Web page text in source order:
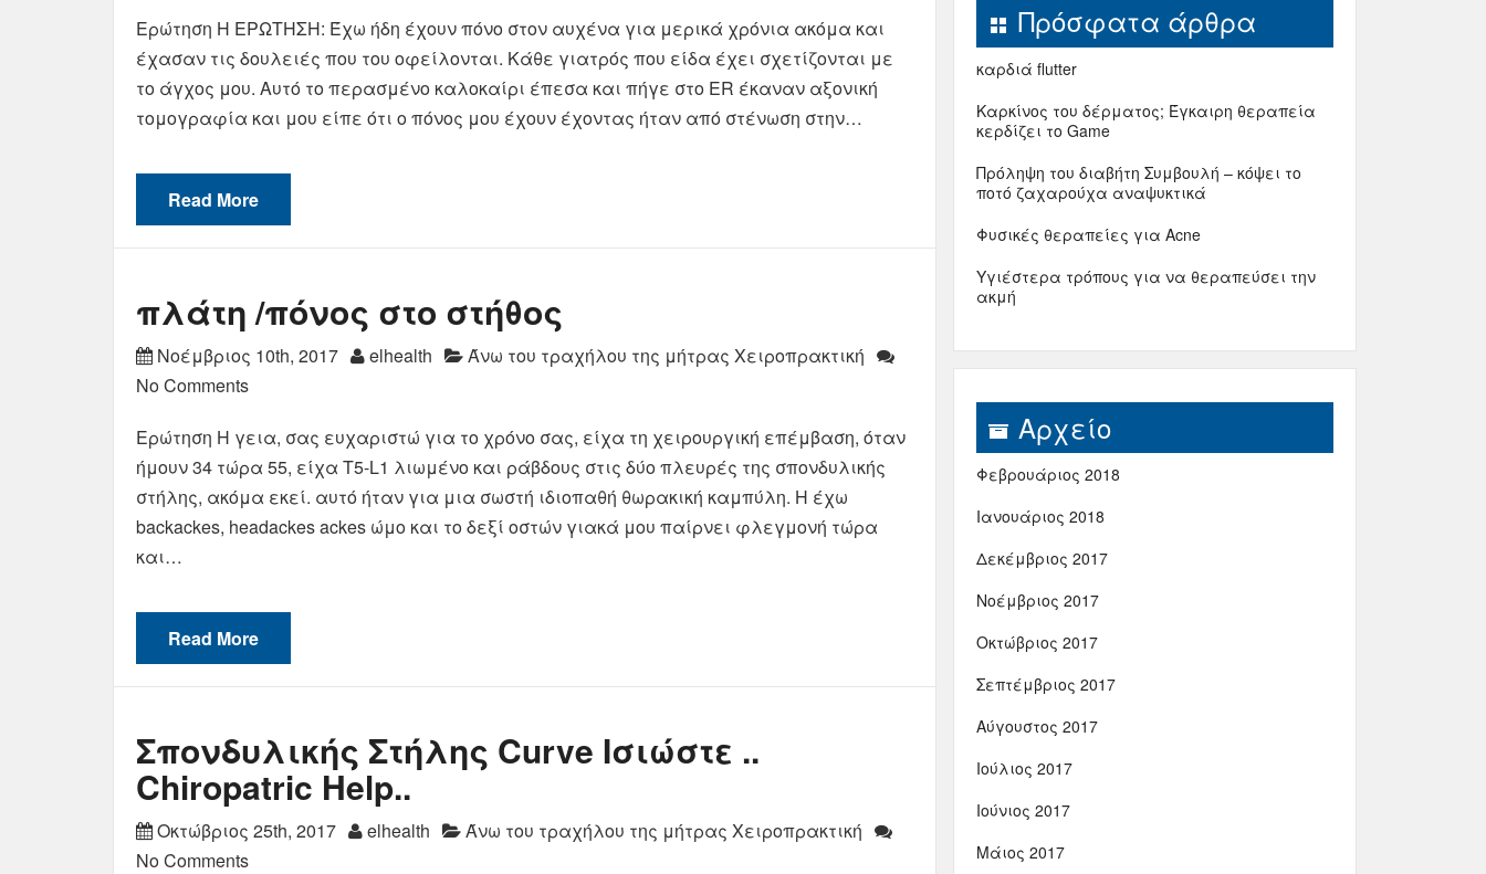
Ερώτηση Η ΕΡΩΤΗΣΗ: Έχω ήδη έχουν πόνο στον αυχένα για μερικά χρόνια ακόμα και
έχασαν τις δουλειές που του οφείλονται. Κάθε γιατρός που είδα έχει σχετίζονται με
το άγχος μου. Αυτό το περασμένο καλοκαίρι έπεσα και πήγε στο ER έκαναν αξονική
τομογραφία και μου είπε ότι ο πόνος μου έχουν έχοντας ήταν από στένωση στην…
Read More
πλάτη /πόνος στο στήθος
Νοέμβριος 10th, 2017 elhealth
Άνω του τραχήλου της μήτρας Χειροπρακτική
No Comments
Ερώτηση Η γεια, σας ευχαριστώ για το χρόνο σας, είχα τη χειρουργική επέμβαση, όταν
ήμουν 34 τώρα 55, είχα T5-L1 λιωμένο και ράβδους στις δύο πλευρές της σπονδυλικής
στήλης, ακόμα εκεί. αυτό ήταν για μια σωστή ιδιοπαθή θωρακική καμπύλη. Η έχω
backackes, headackes ackes ώμο και το δεξί οστών γιακά μου παίρνει φλεγμονή τώρα
και…
Read More
Σπονδυλικής Στήλης Curve Ισιώστε ..
Chiropatric Help..
Οκτώβριος 25th, 2017 elhealth
Άνω του τραχήλου της μήτρας Χειροπρακτική
No Comments
Πρόσφατα άρθρα
καρδιά flutter
Καρκίνος του δέρματος; Έγκαιρη θεραπεία
κερδίζει το Game
Πρόληψη του διαβήτη Συμβουλή – κόψει το
ποτό ζαχαρούχα αναψυκτικά
Φυσικές θεραπείες για Acne
Υγιέστερα τρόπους για να θεραπεύσει την
ακμή
Αρχείο
Φεβρουάριος 2018
Ιανουάριος 2018
Δεκέμβριος 2017
Νοέμβριος 2017
Οκτώβριος 2017
Σεπτέμβριος 2017
Αύγουστος 2017
Ιούλιος 2017
Ιούνιος 2017
Μάιος 2017